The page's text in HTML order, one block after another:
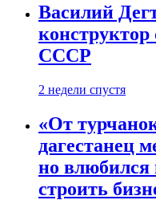
Василий
конструктор
СССР
2 недели спустя
«От
дагестанец
но влюбился
строить